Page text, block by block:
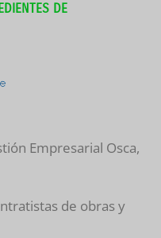
DE
Empresarial Osca,
de obras y